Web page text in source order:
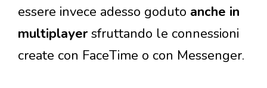
essere invece adesso goduto anche in
multiplayer sfruttando le connessioni
create con FaceTime o con Messenger.